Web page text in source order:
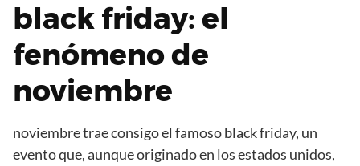
black friday: el
fenómeno de
noviembre
noviembre trae consigo el famoso black friday, un
evento que, aunque originado en los estados unidos,